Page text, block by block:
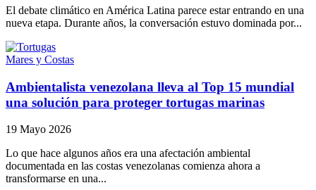
El debate climático en América Latina parece estar entrando en una
nueva etapa. Durante años, la conversación estuvo dominada por...
Mares y Costas
Ambientalista venezolana lleva al Top 15 mundial
una solución para proteger tortugas marinas
19 Mayo 2026
Lo que hace algunos años era una afectación ambiental
documentada en las costas venezolanas comienza ahora a
transformarse en una...